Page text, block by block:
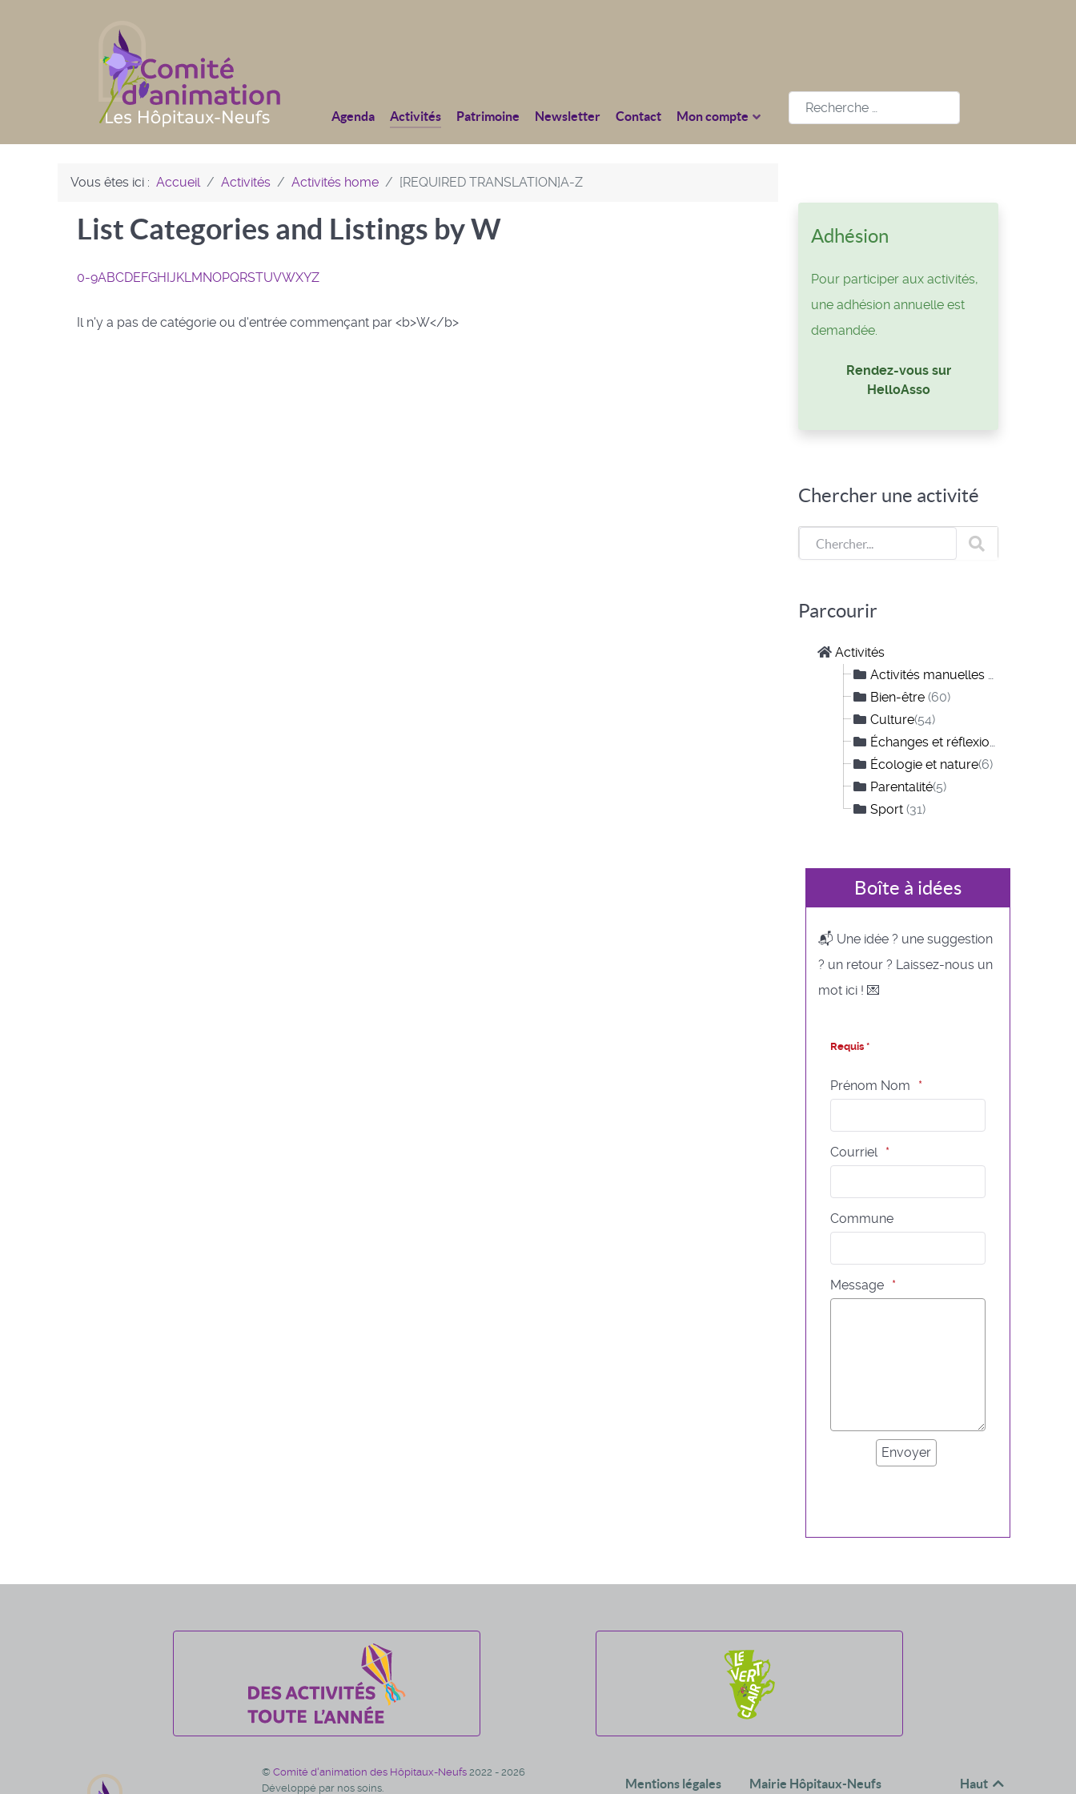
Agenda Activités Patrimoine Newsletter Contact Mon compte
Rechercher
Vous êtes ici : Accueil Activités Activités home [REQUIRED TRANSLATION]A-Z
List Categories and Listings by W
0-9ABCDEFGHIJKLMNOPQRSTUVWXYZ
Il n'y a pas de catégorie ou d'entrée commençant par <b>W</b>
Adhésion
Pour participer aux activités,
une adhésion annuelle est
demandée.
Rendez-vous sur
HelloAsso
Chercher une activité
Parcourir
Activités
Activités manuelles et créatives
Bien-être (60)
Culture(54)
Échanges et réflexions
Écologie et nature(6)
Parentalité(5)
Sport (31)
Boîte à idées
📬 Une idée ? une suggestion
? un retour ? Laissez-nous un
mot ici ! 💌
Requis *
Prénom Nom
Courriel
Commune
Message
© Comité d'animation des Hôpitaux-Neufs 2022 - 2026
Développé par nos soins.
Mentions légales Mairie Hôpitaux-Neufs Haut